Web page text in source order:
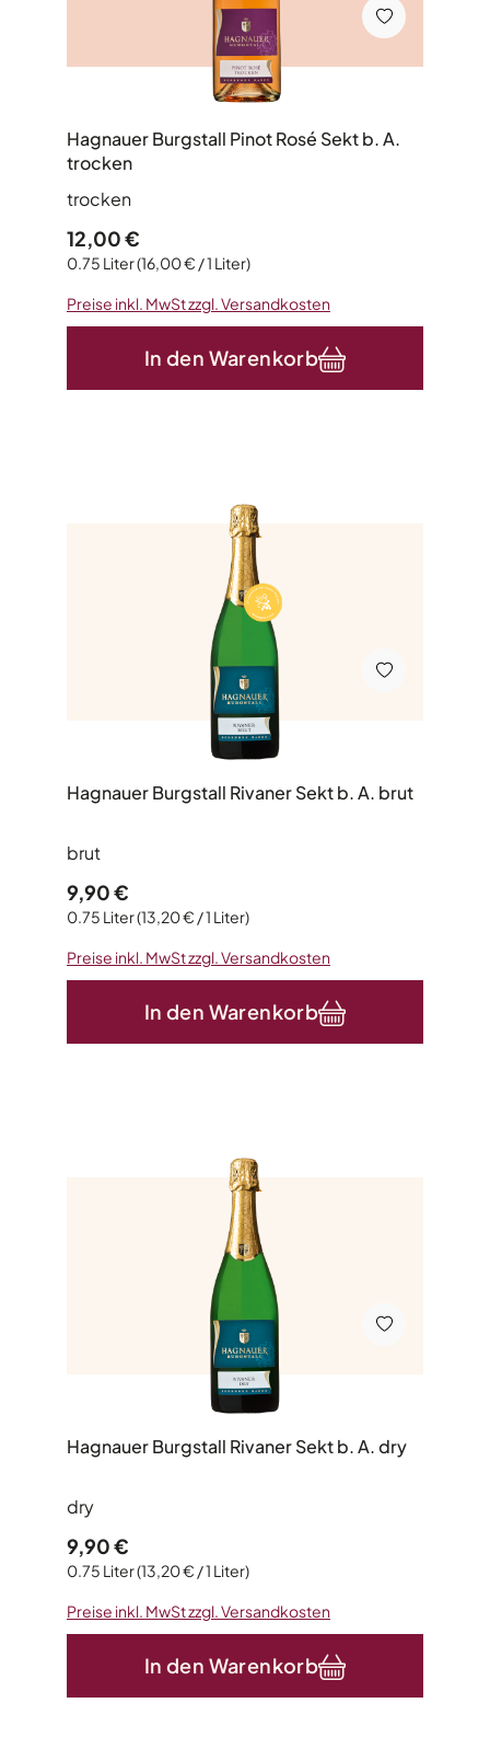
Hagnauer Burgstall Pinot Rosé Sekt b. A.
trocken
trocken
0.75 Liter(16,00 € / 1 Liter)
Regulärer Preis:
12,00 €
Preise inkl. MwSt zzgl. Versandkosten
In den Warenkorb
Hagnauer Burgstall Rivaner Sekt b. A. brut
brut
0.75 Liter(13,20 € / 1 Liter)
Regulärer Preis:
9,90 €
Preise inkl. MwSt zzgl. Versandkosten
In den Warenkorb
Hagnauer Burgstall Rivaner Sekt b. A. dry
dry
0.75 Liter(13,20 € / 1 Liter)
Regulärer Preis:
9,90 €
Preise inkl. MwSt zzgl. Versandkosten
In den Warenkorb